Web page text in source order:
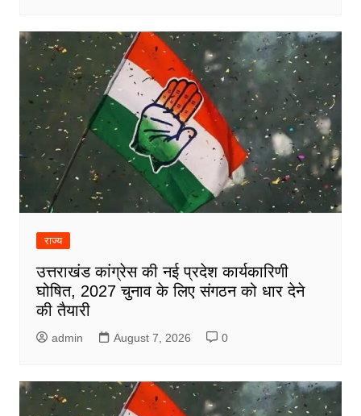
राज्य
उत्तराखंड कांग्रेस की नई प्रदेश कार्यकारिणी
घोषित, 2027 चुनाव के लिए संगठन को धार देने
की तैयारी
admin August 7, 2026 0